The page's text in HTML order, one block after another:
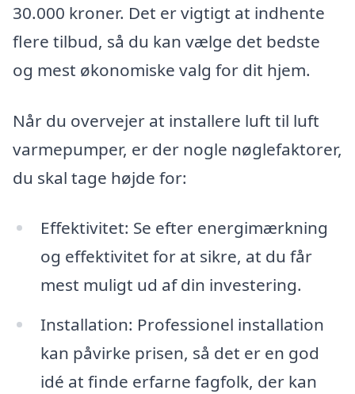
30.000 kroner. Det er vigtigt at indhente
flere tilbud, så du kan vælge det bedste
og mest økonomiske valg for dit hjem.
Når du overvejer at installere luft til luft
varmepumper, er der nogle nøglefaktorer,
du skal tage højde for:
Effektivitet: Se efter energimærkning
og effektivitet for at sikre, at du får
mest muligt ud af din investering.
Installation: Professionel installation
kan påvirke prisen, så det er en god
idé at finde erfarne fagfolk, der kan